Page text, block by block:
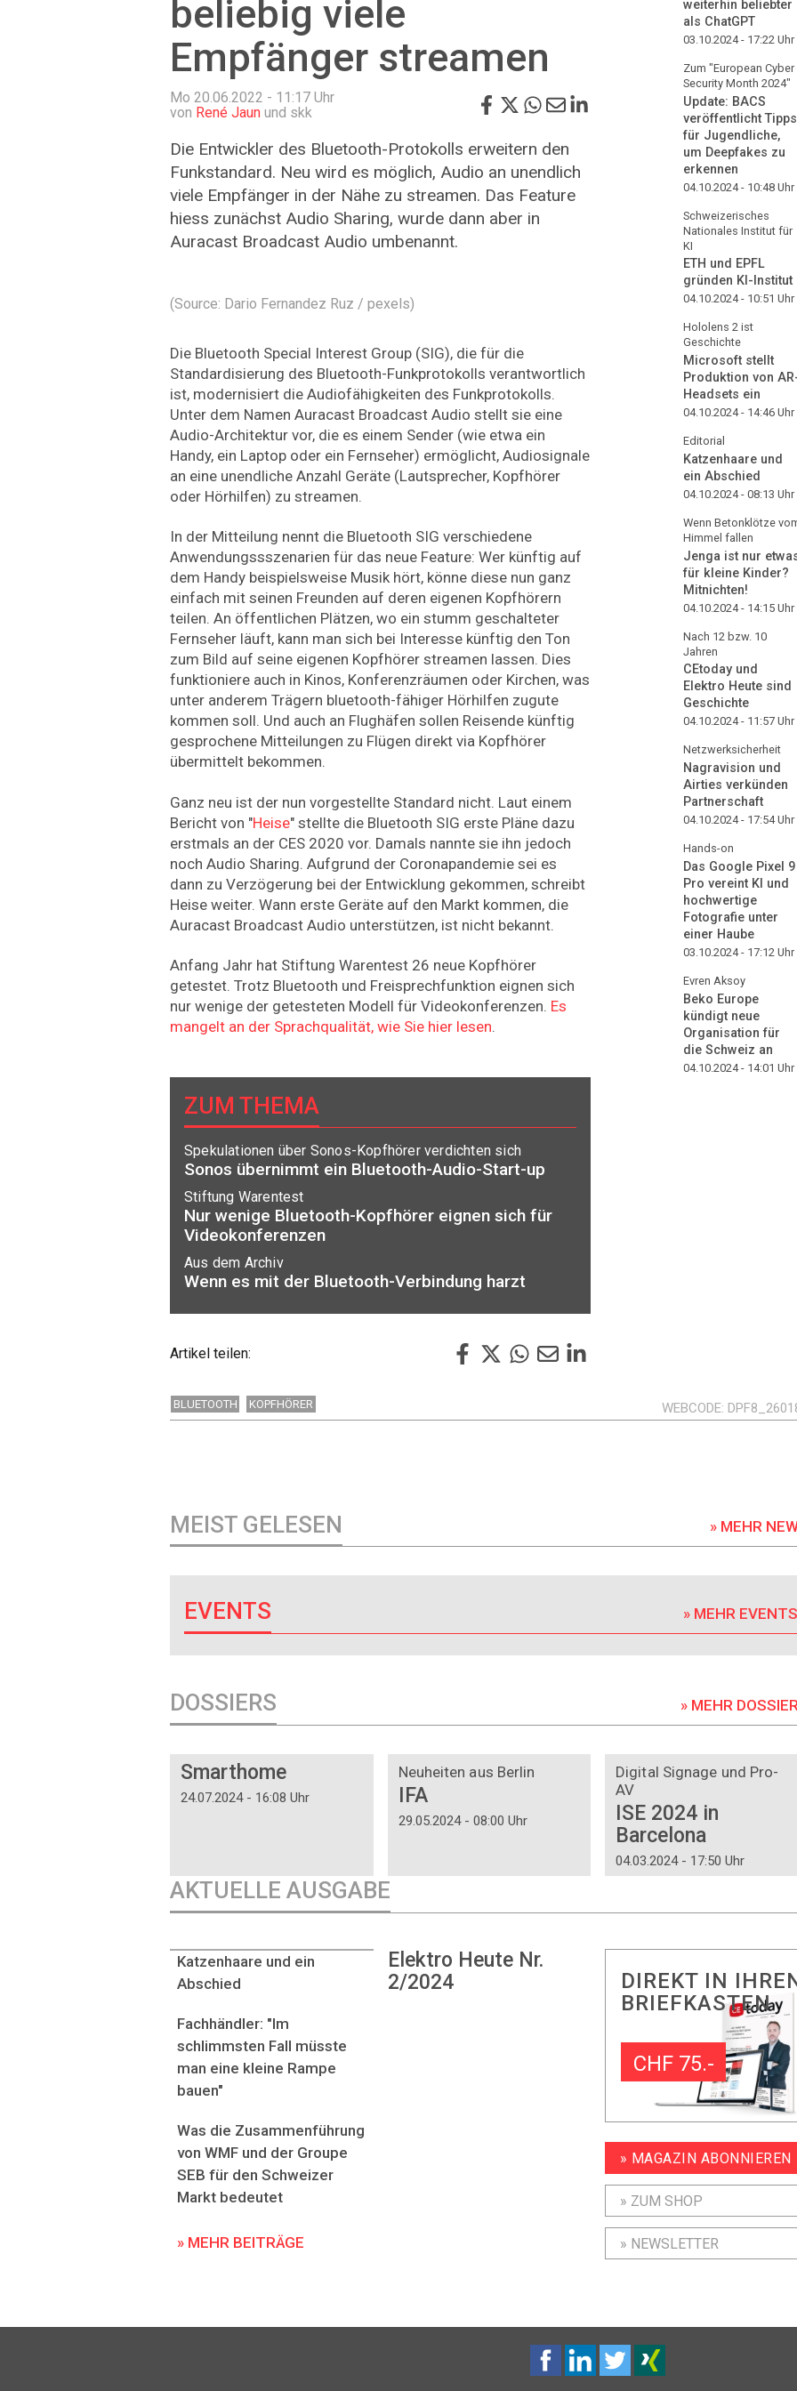
beliebig viele
Empfänger streamen
Mo 20.06.2022 - 11:17 Uhr
von René Jaun und skk
Die Entwickler des Bluetooth-Protokolls erweitern den
Funkstandard. Neu wird es möglich, Audio an unendlich
viele Empfänger in der Nähe zu streamen. Das Feature
hiess zunächst Audio Sharing, wurde dann aber in
Auracast Broadcast Audio umbenannt.
(Source: Dario Fernandez Ruz / pexels)
Die Bluetooth Special Interest Group (SIG), die für die
Standardisierung des Bluetooth-Funkprotokolls verantwortlich
ist, modernisiert die Audiofähigkeiten des Funkprotokolls.
Unter dem Namen Auracast Broadcast Audio stellt sie eine
Audio-Architektur vor, die es einem Sender (wie etwa ein
Handy, ein Laptop oder ein Fernseher) ermöglicht, Audiosignale
an eine unendliche Anzahl Geräte (Lautsprecher, Kopfhörer
oder Hörhilfen) zu streamen.
In der Mitteilung nennt die Bluetooth SIG verschiedene
Anwendungssszenarien für das neue Feature: Wer künftig auf
dem Handy beispielsweise Musik hört, könne diese nun ganz
einfach mit seinen Freunden auf deren eigenen Kopfhörern
teilen. An öffentlichen Plätzen, wo ein stumm geschalteter
Fernseher läuft, kann man sich bei Interesse künftig den Ton
zum Bild auf seine eigenen Kopfhörer streamen lassen. Dies
funktioniere auch in Kinos, Konferenzräumen oder Kirchen, was
unter anderem Trägern bluetooth-fähiger Hörhilfen zugute
kommen soll. Und auch an Flughäfen sollen Reisende künftig
gesprochene Mitteilungen zu Flügen direkt via Kopfhörer
übermittelt bekommen.
Ganz neu ist der nun vorgestellte Standard nicht. Laut einem
Bericht von "Heise" stellte die Bluetooth SIG erste Pläne dazu
erstmals an der CES 2020 vor. Damals nannte sie ihn jedoch
noch Audio Sharing. Aufgrund der Coronapandemie sei es
dann zu Verzögerung bei der Entwicklung gekommen, schreibt
Heise weiter. Wann erste Geräte auf den Markt kommen, die
Auracast Broadcast Audio unterstützen, ist nicht bekannt.
Anfang Jahr hat Stiftung Warentest 26 neue Kopfhörer
getestet. Trotz Bluetooth und Freisprechfunktion eignen sich
nur wenige der getesteten Modell für Videokonferenzen. Es
mangelt an der Sprachqualität, wie Sie hier lesen.
ZUM THEMA
Spekulationen über Sonos-Kopfhörer verdichten sich
Sonos übernimmt ein Bluetooth-Audio-Start-up
Stiftung Warentest
Nur wenige Bluetooth-Kopfhörer eignen sich für
Videokonferenzen
Aus dem Archiv
Wenn es mit der Bluetooth-Verbindung harzt
Artikel teilen:
weiterhin beliebter
als ChatGPT
03.10.2024 - 17:22 Uhr
Zum "European Cyber
Security Month 2024"
Update: BACS
veröffentlicht Tipps
für Jugendliche,
um Deepfakes zu
erkennen
04.10.2024 - 10:48 Uhr
Schweizerisches
Nationales Institut für
KI
ETH und EPFL
gründen KI-Institut
04.10.2024 - 10:51 Uhr
Hololens 2 ist
Geschichte
Microsoft stellt
Produktion von
Headsets ein
04.10.2024 - 14:46 Uhr
Editorial
Katzenhaare und
ein Abschied
04.10.2024 - 08:13 Uhr
Wenn Betonklötze
Himmel fallen
Jenga ist nur
für kleine Kinder?
Mitnichten!
04.10.2024 - 14:15 Uhr
Nach 12 bzw. 10
Jahren
CEtoday und
Elektro Heute sind
Geschichte
04.10.2024 - 11:57 Uhr
Netzwerksicherheit
Nagravision und
Airties verkünden
Partnerschaft
04.10.2024 - 17:54Uhr
Hands-on
Das Google Pixel 9
Pro vereint KI und
hochwertige
Fotografie unter
einer Haube
03.10.2024 - 17:12 Uhr
Evren Aksoy
Beko Europe
kündigt neue
Organisation für
die Schweiz an
04.10.2024 - 14:01 Uhr
BLUETOOTH KOPFHÖRER WEBCODE
MEIST GELESEN » MEHR
EVENTS » MEHR EVENTS
DOSSIERS » MEHR
Smarthome
24.07.2024 - 16:08 Uhr
Neuheiten aus Berlin
IFA
29.05.2024 - 08:00 Uhr
Digital Signage und Pro-
AV
ISE 2024 in
Barcelona
04.03.2024 - 17:50 Uhr
AKTUELLE AUSGABE
Elektro Heute Nr.
2/2024
Katzenhaare und ein
Abschied
Fachhändler: "Im
schlimmsten Fall müsste
man eine kleine Rampe
bauen"
Was die Zusammenführung
von WMF und der Groupe
SEB für den Schweizer
Markt bedeutet
» MEHR BEITRÄGE
DIREKT IN
BRIEFKASTEN
CHF 75.-
» MAGAZIN ABONNIEREN
» ZUM SHOP
» NEWSLETTER